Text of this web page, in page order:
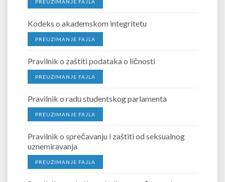
PREUZIMANJE FAJLA
Kodeks o akademskom integritetu
PREUZIMANJE FAJLA
Pravilnik o zaštiti podataka o ličnosti
PREUZIMANJE FAJLA
Pravilnik o radu studentskog parlamenta
PREUZIMANJE FAJLA
Pravilnik o sprečavanju i zaštiti od seksualnog
uznemiravanja
PREUZIMANJE FAJLA